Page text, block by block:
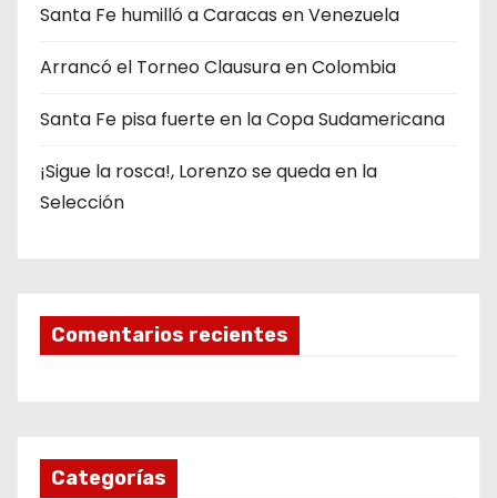
Santa Fe humilló a Caracas en Venezuela
Arrancó el Torneo Clausura en Colombia
Santa Fe pisa fuerte en la Copa Sudamericana
¡Sigue la rosca!, Lorenzo se queda en la
Selección
Comentarios recientes
Categorías